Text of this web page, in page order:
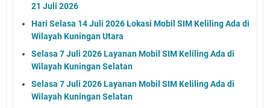
21 Juli 2026
Hari Selasa 14 Juli 2026 Lokasi Mobil SIM Keliling Ada di
Wilayah Kuningan Utara
Selasa 7 Juli 2026 Layanan Mobil SIM Keliling Ada di
Wilayah Kuningan Selatan
Selasa 7 Juli 2026 Layanan Mobil SIM Keliling Ada di
Wilayah Kuningan Selatan